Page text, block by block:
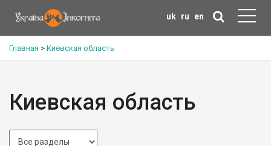
uk ru en
Главная > Киевская область
Киевская область